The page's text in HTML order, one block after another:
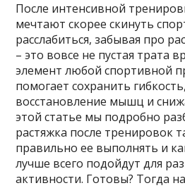
После интенсивной
мечтают скорее скинуть
расслабиться, забывая про
– это вовсе не пустая трата
элемент любой спортивной
помогает сохранить
восстановление мышц и
этой статье мы подробно
растяжка после тренировок
правильно ее выполнять и
лучше всего подойдут для
активности. Готовы? Тогда